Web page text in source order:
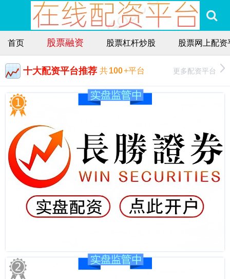
首页 股票融资 股票杠杆炒股 股票网上配资
十大配资平台推荐 共100+平台 更多配资平台